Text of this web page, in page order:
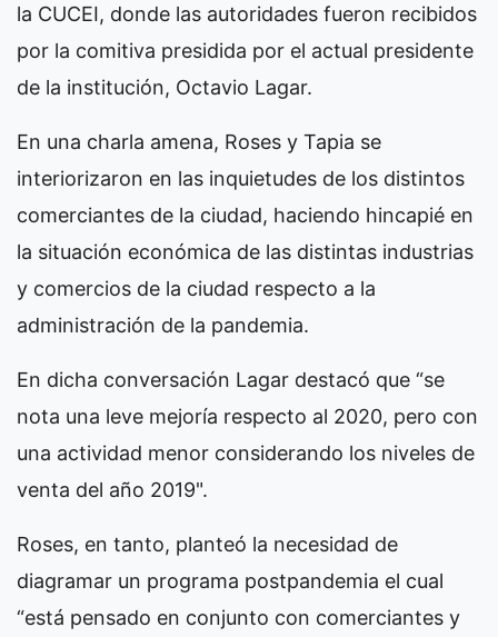
la CUCEI, donde las autoridades fueron recibidos
por la comitiva presidida por el actual presidente
de la institución, Octavio Lagar.
En una charla amena, Roses y Tapia se
interiorizaron en las inquietudes de los distintos
comerciantes de la ciudad, haciendo hincapié en
la situación económica de las distintas industrias
y comercios de la ciudad respecto a la
administración de la pandemia.
En dicha conversación Lagar destacó que “se
nota una leve mejoría respecto al 2020, pero con
una actividad menor considerando los niveles de
venta del año 2019".
Roses, en tanto, planteó la necesidad de
diagramar un programa postpandemia el cual
“está pensado en conjunto con comerciantes y